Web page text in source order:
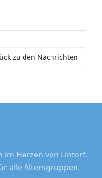
zu den Nachrichten
im Herzen von Lintorf.
alle Altersgruppen.